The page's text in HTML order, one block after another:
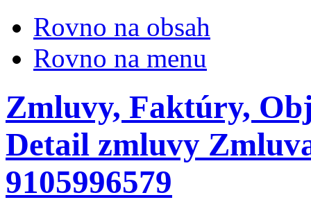
Rovno na obsah
Rovno na menu
Zmluvy, Faktúry,
Detail zmluvy
9105996579